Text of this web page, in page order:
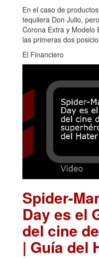
En el caso de
tequilera Don Julio,
Corona Extra y Modelo
las primeras dos
El Financiero
Spider-
Day es el
del cine
| Guía del